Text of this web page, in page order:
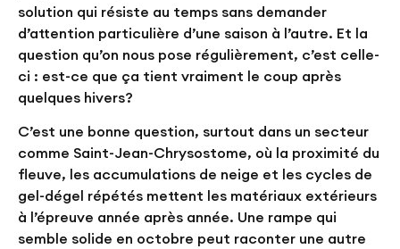
solution qui résiste au temps sans demander
d’attention particulière d’une saison à l’autre. Et la
question qu’on nous pose régulièrement, c’est celle-
ci : est-ce que ça tient vraiment le coup après
quelques hivers?
C’est une bonne question, surtout dans un secteur
comme Saint-Jean-Chrysostome, où la proximité du
fleuve, les accumulations de neige et les cycles de
gel-dégel répétés mettent les matériaux extérieurs
à l’épreuve année après année. Une rampe qui
semble solide en octobre peut raconter une autre